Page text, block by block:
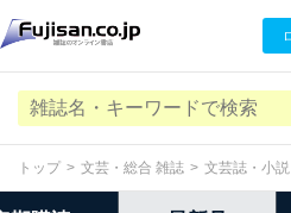
トップ 文芸・総合 雑誌 文芸誌・小